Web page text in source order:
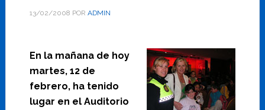
13/02/2008 POR ADMIN
En la mañana de hoy
martes, 12 de
febrero, ha tenido
lugar en el Auditorio